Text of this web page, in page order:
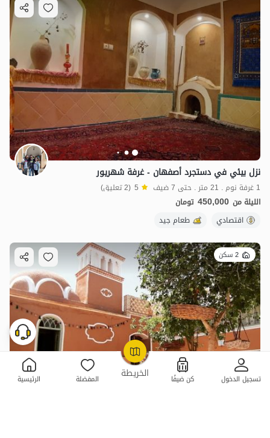
الخريطة تسجيل الدخول كن ضيفًا المفضلة الرئيسية
OpenStreetMap
نزل بيئي في دستجرد أصفهان - غرفة شهريور
1 غرفة نوم . 21 متر . حتى 7 ضيف 5 (2 تعليق)
الليلة من 450,000 تومان
اقتصادي
طعام جيد
2 سكن